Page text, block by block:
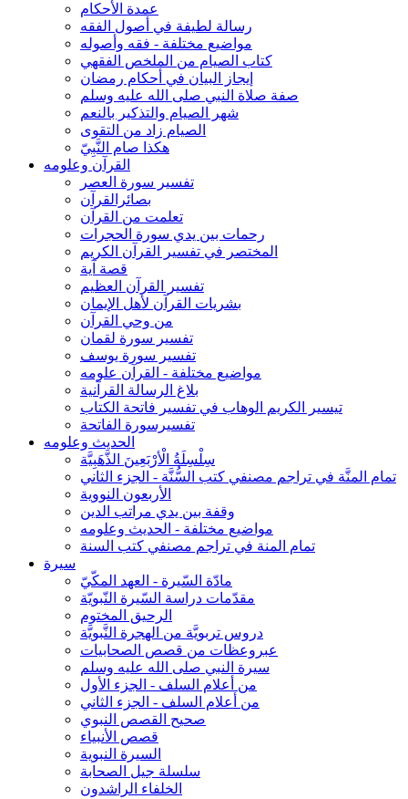
عمدة الأحكام
رسالة لطيفة في أصول الفقه
مواضيع مختلفة - فقه وأصوله
كتاب الصيام من الملخص الفقهي
إيجاز البيان في أحكام رمضان
صفة صلاة النبي صلى الله عليه وسلم
شهر الصيام والتذكير بالنعم
الصيام زاد من التقوى
هكذا صام النَّبِيّ
القرآن وعلومه
تفسير سورة العصر
بصائرالقرآن
تعلمت من القرآن
رحمات بين يدي سورة الحجرات
المختصر في تفسير القرآن الكريم
قصة آية
تفسير القرآن العظيم
بشريات القرآن لأهل الإيمان
من وحي القرآن
تفسير سورة لقمان
تفسير سورة يوسف
مواضيع مختلفة - القرآن علومه
بلاغ الرسالة القرآنية
تيسير الكريم الوهاب في تفسير فاتحة الكتاب
تفسيرسورة الفاتحة
الحديث وعلومه
سِلْسِلَةُ الْأرْبَعِينَ الذَّهَبِيَّة
تمام المنَّة في تراجم مصنفي كتب السُّنَّة - الجزء الثاني
الأربعون النووية
وقفة بين يدي مراتب الدين
مواضيع مختلفة - الحديث وعلومه
تمام المنة في تراجم مصنفي كتب السنة
سيرة
مادّة السّيرة - العهد المكّيّ
مقدّمات دراسة السّيرة النّبويّة
الرحيق المختوم
دروس تربويَّة من الهجرة النَّبويَّة
عبروعظات من قصص الصحابيات
سيرة النبي صلى الله عليه وسلم
من أعلام السلف - الجزء الأول
من أعلام السلف - الجزء الثاني
صحيح القصص النبوي
قصص الأنبياء
السيرة النبوية
سلسلة جيل الصحابة
الخلفاء الراشدون